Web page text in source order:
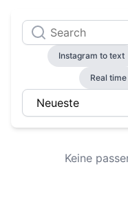
Instagram to text
Real
Keine